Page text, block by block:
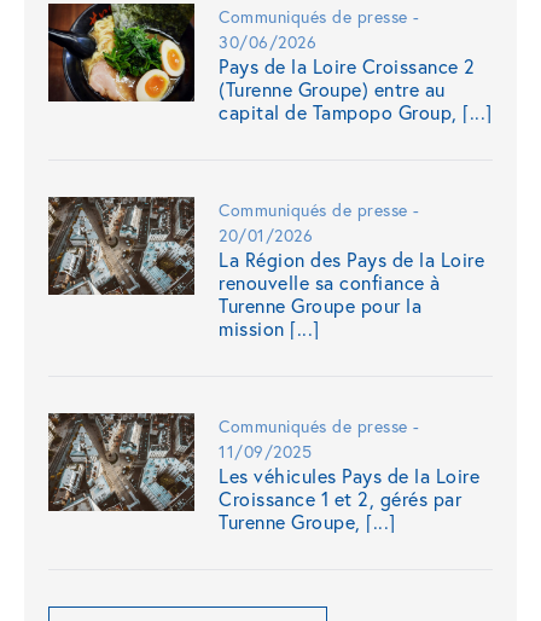
Communiqués de presse -
30/06/2026
Pays de la Loire Croissance 2
(Turenne Groupe) entre au
capital de Tampopo Group, [...]
Communiqués de presse -
20/01/2026
La Région des Pays de la Loire
renouvelle sa confiance à
Turenne Groupe pour la
mission [...]
Communiqués de presse -
11/09/2025
Les véhicules Pays de la Loire
Croissance 1 et 2, gérés par
Turenne Groupe, [...]